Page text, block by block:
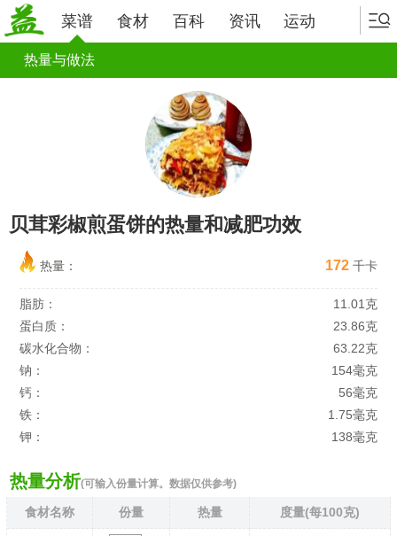
菜谱 食材 百科 资讯 运动
热量与做法
贝茸彩椒煎蛋饼的热量和减肥功效
热量： 172 千卡
脂肪：
11.01克
蛋白质：
23.86克
碳水化合物：
63.22克
钠：
154毫克
钙：
56毫克
铁：
1.75毫克
钾：
138毫克
热量分析(可输入份量计算。数据仅供参考)
食材名称 份量 热量 度量(每100克)